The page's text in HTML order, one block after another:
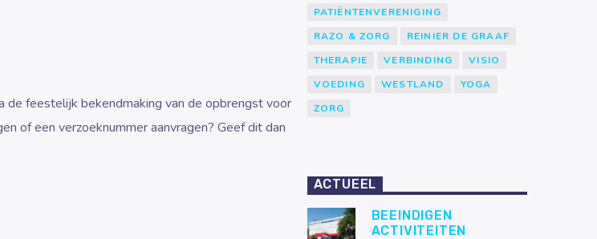
feestelijk bekendmaking van de opbrengst voor
of een verzoeknummer aanvragen? Geef dit dan
PATIËNTENVERENIGING
RAZO & ZORG
REINIER DE GRAAF
THERAPIE
VERBINDING
VISIO
VOEDING
WESTLAND
YOGA
ZORG
ACTUEEL
BEEINDIGEN
ACTIVITEITEN